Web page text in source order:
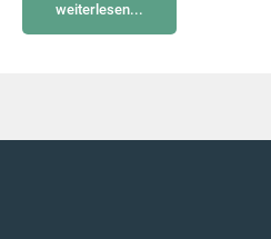
weiterlesen...